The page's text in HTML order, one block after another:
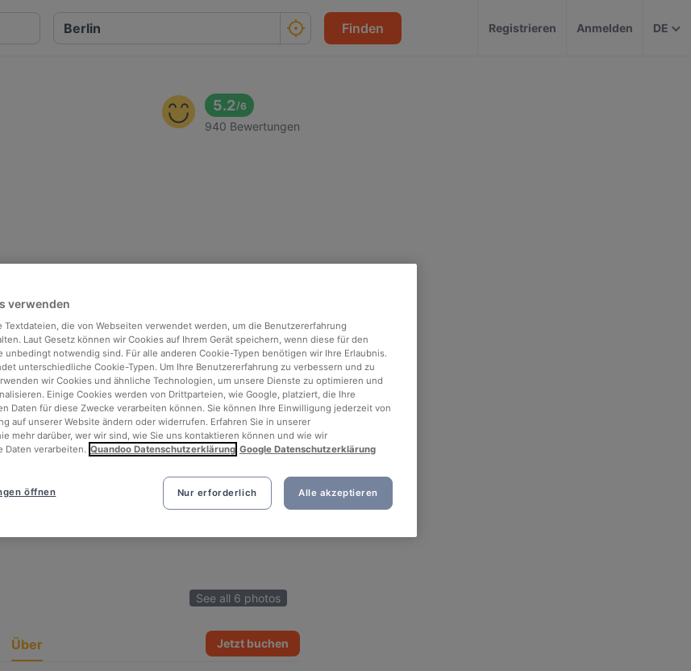
Finden Registrieren Anmelden DE
5.2/6
940 Bewertungen
See all 6 photos
Über Jetzt buchen
verwenden
Textdateien, die von Webseiten verwendet werden, um die Benutzererfahrung
Laut Gesetz können wir Cookies auf Ihrem Gerät speichern, wenn diese für den
unbedingt notwendig sind. Für alle anderen Cookie-Typen benötigen wir Ihre Erlaubnis.
unterschiedliche Cookie-Typen. Um Ihre Benutzererfahrung zu verbessern und zu
wir Cookies und ähnliche Technologien, um unsere Dienste zu optimieren und
Einige Cookies werden von Drittparteien, wie Google, platziert, die Ihre
Daten für diese Zwecke verarbeiten können. Sie können Ihre Einwilligung jederzeit von
auf unserer Website ändern oder widerrufen. Erfahren Sie in unserer
mehr darüber, wer wir sind, wie Sie uns kontaktieren können und wie wir
Daten verarbeiten. Quandoo Datenschutzerklärung Google Datenschutzerklärung
Nur erforderlich Alle akzeptieren
öffnen